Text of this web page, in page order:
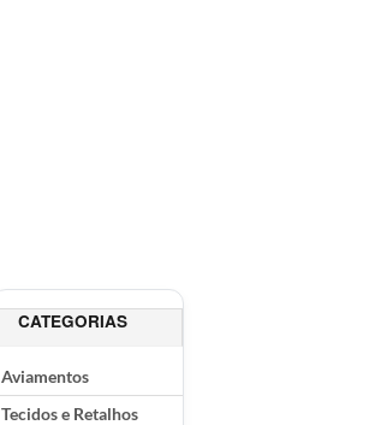
CATEGORIAS
Aviamentos
Tecidos e Retalhos